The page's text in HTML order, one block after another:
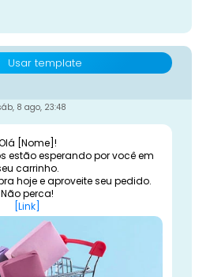
Usar template
8 ago, 23:48
[Nome]!
estão esperando por você em
carrinho.
hoje e aproveite seu pedido.
Não perca!
[Link]